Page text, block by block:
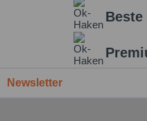
Newsletter